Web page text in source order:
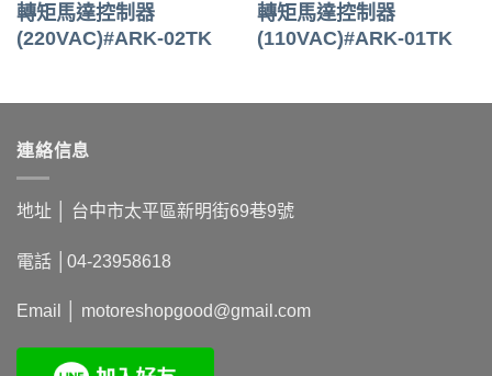
轉矩馬達控制器
(220VAC)#ARK-02TK
轉矩馬達控制器
(110VAC)#ARK-01TK
連絡信息
地址 │ 台中市太平區新明街69巷9號
電話 │ 04-23958618
Email │ motoreshopgood@gmail.com